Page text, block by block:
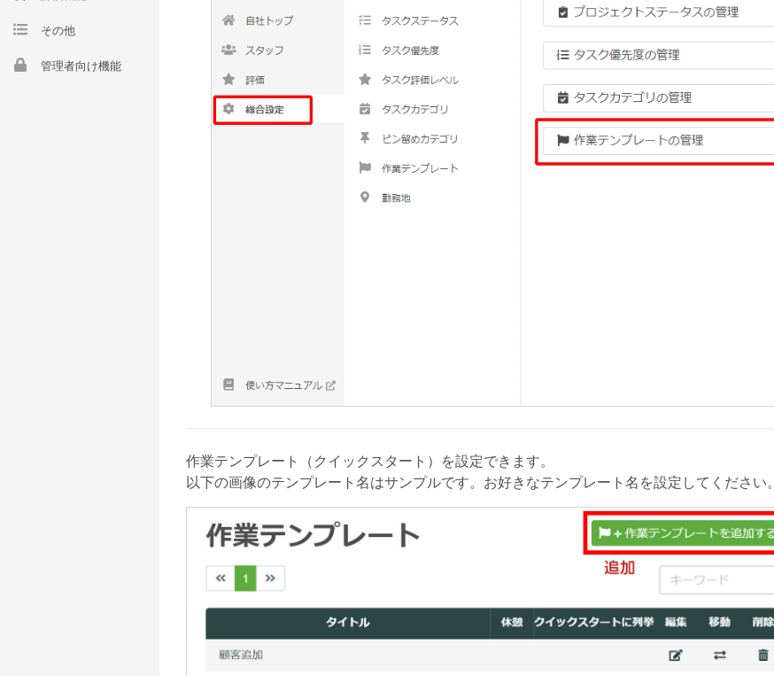
その他
管理者向け機能
作業テンプレート（クイックスタート）を設定できます。
以下の画像のテンプレート名はサンプルです。お好きなテンプレート名を設定してください。